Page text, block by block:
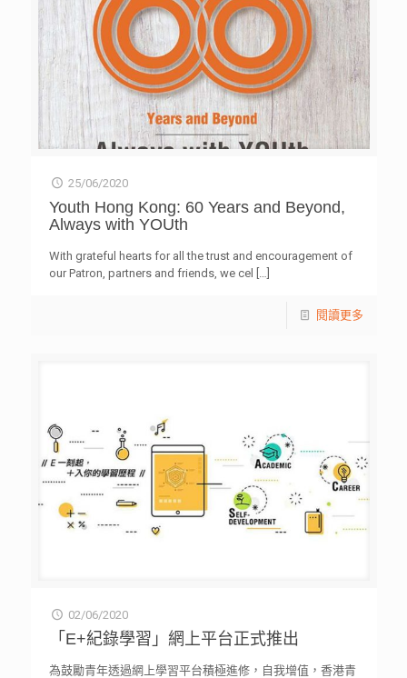
25/06/2020
Youth Hong Kong: 60 Years and Beyond,
Always with YOUth
With grateful hearts for all the trust and encouragement of
our Patron, partners and friends, we cel
[…]
閱讀更多
02/06/2020
「E+紀錄學習」網上平台正式推出
為鼓勵青年透過網上學習平台積極進修，自我增值，香港青